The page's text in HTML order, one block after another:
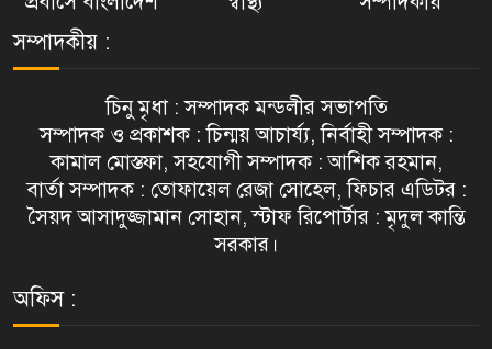
পন্টিয়াকে অ্যাপার্টমেন্টে গুলিবর্ষণ;
প্রথম দিনেই সাড়া ফেলল গর্ডি হাও
ব্রিজের সাইকেল ও পথচারী পথ
হুইটমোর লেকে ই. কোলাই বৃদ্ধি, বন্ধ
ঘোষণা করা হলো সৈকত
১০
১১
সম্পাদকীয় :
চিনু মৃধা : সম্পাদক মন্ডলীর সভাপতি
সম্পাদক ও প্রকাশক : চিন্ময় আচার্য্য, নির্বাহী সম্পাদক :
কামাল মোস্তফা, সহযোগী সম্পাদক : আশিক রহমান,
বার্তা সম্পাদক : তোফায়েল রেজা সোহেল, ফিচার এডিটর :
সৈয়দ আসাদুজ্জামান সোহান, স্টাফ রিপোর্টার : মৃদুল কান্তি
সরকার।
অফিস :